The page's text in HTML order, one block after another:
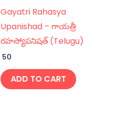
Gayatri Rahasya
Upanishad – గాయత్రీ
రహస్యోపనిషత్ (Telugu)
50
ADD TO CART